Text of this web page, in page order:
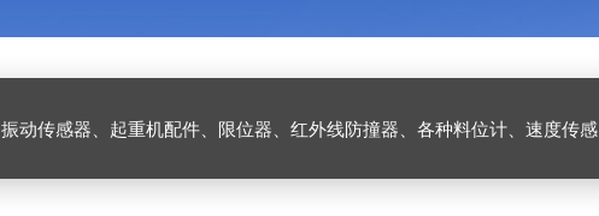
振动传感器、起重机配件、限位器、红外线防撞器、各种料位计、速度传感器、堵煤开关等